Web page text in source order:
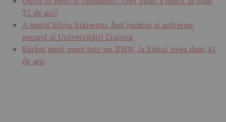
25 de ani!
A murit Silviu Stănescu, fost jucător și antrenor
secund al Universității Craiova
Bărbat găsit mort într-un BMW, la Sibiu! Avea doar 41
de ani